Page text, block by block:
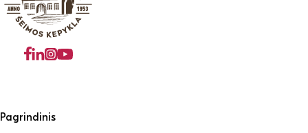
Pagrindinis